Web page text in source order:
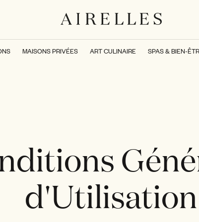
MAISONS PRIVÉES ART CULINAIRE SPAS & BIEN-
d'Utilisation